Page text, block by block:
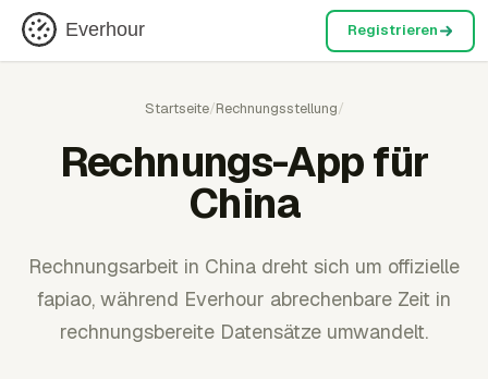
Everhour Registrieren
Startseite/Rechnungsstellung/
Rechnungs-App für
China
Rechnungsarbeit in China dreht sich um offizielle
fapiao, während Everhour abrechenbare Zeit in
rechnungsbereite Datensätze umwandelt.